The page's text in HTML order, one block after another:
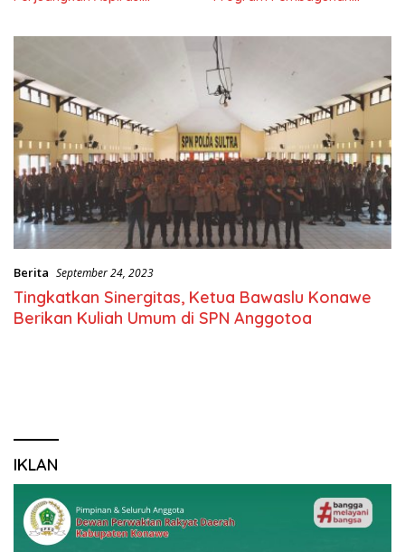
Berita September 24, 2023
Tingkatkan Sinergitas, Ketua Bawaslu Konawe
Berikan Kuliah Umum di SPN Anggotoa
IKLAN